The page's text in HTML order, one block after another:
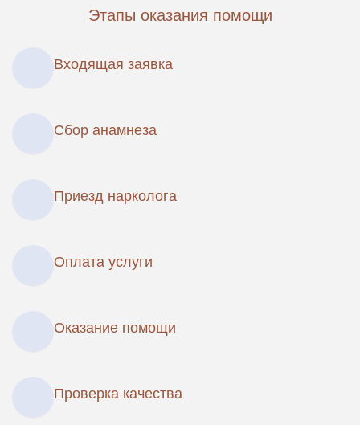
Этапы оказания помощи
Входящая заявка
Сбор анамнеза
Приезд нарколога
Оплата услуги
Оказание помощи
Проверка качества